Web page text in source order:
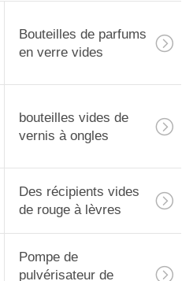
Bouteilles de parfums
en verre vides
bouteilles vides de
vernis à ongles
Des récipients vides
de rouge à lèvres
Pompe de
pulvérisateur de